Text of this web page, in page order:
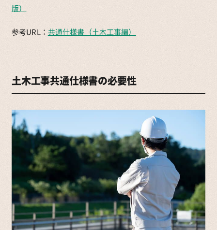
版）
参考URL： 共通仕様書（土木工事編）
土木工事共通仕様書の必要性